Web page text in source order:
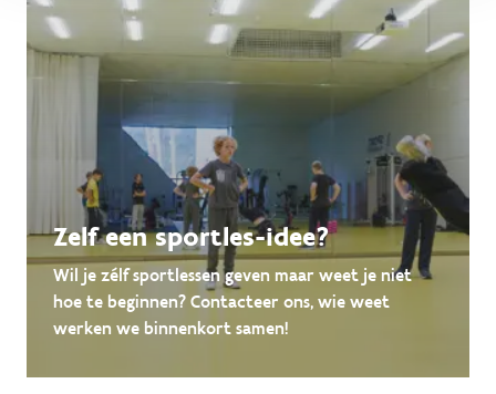
Zelf een sportles-idee?
Wil je zélf sportlessen geven maar weet je niet
hoe te beginnen? Contacteer ons, wie weet
werken we binnenkort samen!